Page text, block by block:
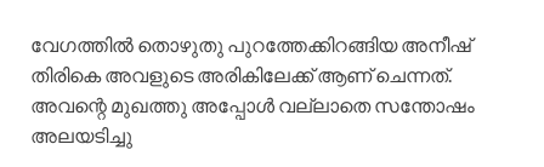
വേഗത്തിൽ തൊഴുതു പുറത്തേക്കിറങ്ങിയ അനീഷ്
തിരികെ അവളുടെ അരികിലേക്ക് ആണ് ചെന്നത്.
അവന്റെ മുഖത്തു അപ്പോൾ വല്ലാതെ സന്തോഷം
അലയടിച്ചു